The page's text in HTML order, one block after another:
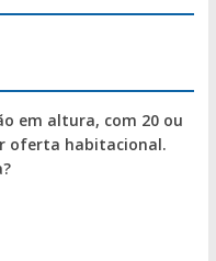
em altura, com 20 ou
oferta habitacional.